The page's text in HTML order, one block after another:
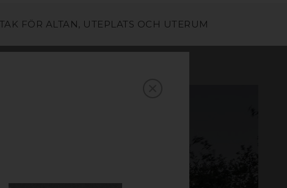
FÖR ALTAN, UTEPLATS OCH UTERUM